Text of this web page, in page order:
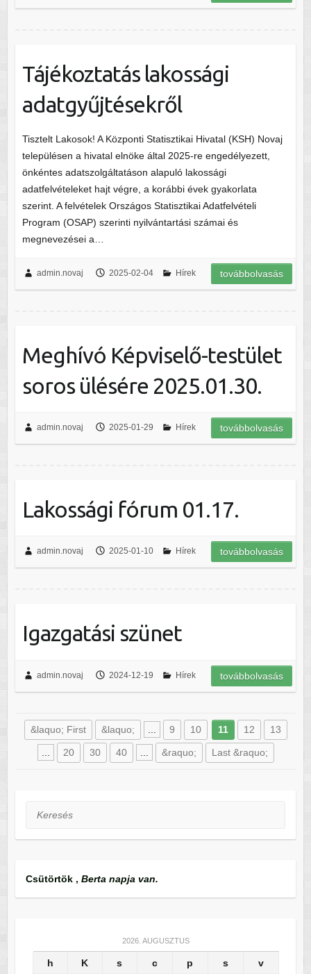
Tájékoztatás lakossági
adatgyűjtésekről
Tisztelt Lakosok! A Központi Statisztikai Hivatal (KSH) Novaj
településen a hivatal elnöke által 2025-re engedélyezett,
önkéntes adatszolgáltatáson alapuló lakossági
adatfelvételeket hajt végre, a korábbi évek gyakorlata
szerint. A felvételek Országos Statisztikai Adatfelvételi
Program (OSAP) szerinti nyilvántartási számai és
megnevezései a…
admin.novaj 2025-02-04 Hírek továbbolvasás
Meghívó Képviselő-testület
soros ülésére 2025.01.30.
admin.novaj 2025-01-29 Hírek továbbolvasás
Lakossági fórum 01.17.
admin.novaj 2025-01-10 Hírek továbbolvasás
Igazgatási szünet
admin.novaj 2024-12-19 Hírek továbbolvasás
&laquo; First &laquo; 9 10 11 12 13
20 30 40 &raquo; Last &raquo;
Keresés
Csütörtök , Berta napja van.
2026. AUGUSZTUS
h K s c p s v